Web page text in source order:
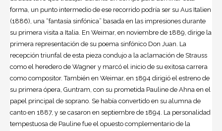
forma, un punto intermedio de ese recorrido podría ser su Aus Italien
(1886), una “fantasía sinfónica” basada en las impresiones durante
su primera visita a Italia. En Weimar, en noviembre de 1889, dirige la
primera representación de su poema sinfónico Don Juan. La
recepción triunfal de esta pieza condujo a la aclamación de Strauss
como el heredero de Wagner y marcó el inicio de su exitosa carrera
como compositor. También en Weimar, en 1894 dirigió el estreno de
su primera ópera, Guntram, con su prometida Pauline de Ahna en el
papel principal de soprano. Se había convertido en su alumna de
canto en 1887, y se casaron en septiembre de 1894. La personalidad
tempestuosa de Pauline fue el opuesto complementario de la